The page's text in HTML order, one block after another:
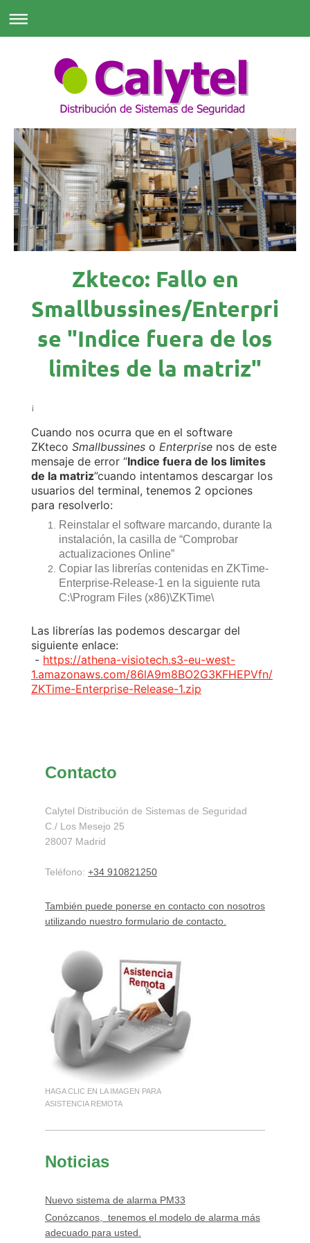
Zkteco: Fallo en
Smallbussines/Enterpri
se "Indice fuera de los
limites de la matriz"
¡
Cuando nos ocurra que en el software
ZKteco Smallbussines o Enterprise nos de este
mensaje de error “Indice fuera de los limites
de la matriz”cuando intentamos descargar los
usuarios del terminal, tenemos 2 opciones
para resolverlo:
Reinstalar el software marcando, durante la
instalación, la casilla de “Comprobar
actualizaciones Online”
Copiar las librerías contenidas en ZKTime-
Enterprise-Release-1 en la siguiente ruta
C:\Program Files (x86)\ZKTime\
Las librerías las podemos descargar del
siguiente enlace:
- https://athena-visiotech.s3-eu-west-
1.amazonaws.com/86lA9m8BO2G3KFHEPVfn/
ZKTime-Enterprise-Release-1.zip
Contacto
Calytel Distribución de Sistemas de Seguridad
C./ Los Mesejo 25
28007 Madrid
Teléfono: +34 910821250
También puede ponerse en contacto con nosotros
utilizando nuestro formulario de contacto.
HAGA CLIC EN LA IMAGEN PARA
ASISTENCIA REMOTA
Noticias
Nuevo sistema de alarma PM33
Conózcanos, tenemos el modelo de alarma más
adecuado para usted.